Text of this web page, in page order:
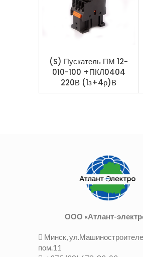
(S) Пускатель ПМ 12-
010-100 +ПКЛ0404
220В (1з+4р)В
ООО «Атлант-
Минск,
пом.11